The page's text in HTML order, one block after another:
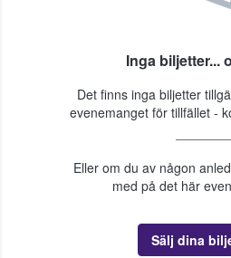
Inga biljetter...
Det finns inga biljetter
evenemanget för tillfället -
Eller om du av någon
med på det här
Sälj dina